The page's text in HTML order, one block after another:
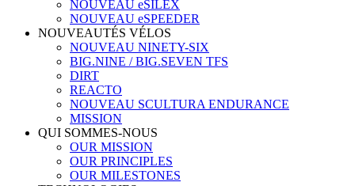
NOUVEAU eSILEX
NOUVEAU eSPEEDER
NOUVEAUTÉS VÉLOS
NOUVEAU NINETY-SIX
BIG.NINE / BIG.SEVEN TFS
DIRT
REACTO
NOUVEAU SCULTURA ENDURANCE
MISSION
QUI SOMMES-NOUS
OUR MISSION
OUR PRINCIPLES
OUR MILESTONES